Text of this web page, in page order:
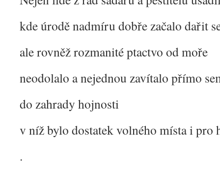
kde úrodě nadmíru dobře začalo dařit
ale rovněž rozmanité ptactvo od moře
neodolalo a nejednou zavítalo přímo
do zahrady hojnosti
v níž bylo dostatek volného místa i pro
.